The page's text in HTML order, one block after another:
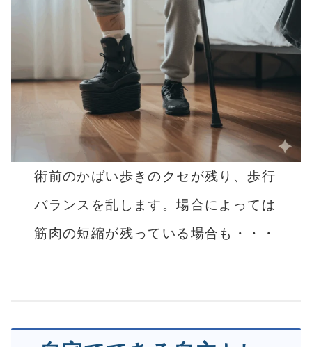
術前のかばい歩きのクセが残り、歩行
バランスを乱します。場合によっては
筋肉の短縮が残っている場合も・・・